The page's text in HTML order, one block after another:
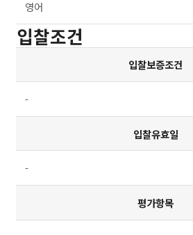
영어
입찰조건
입찰보증조건
-
입찰유효일
-
평가항목